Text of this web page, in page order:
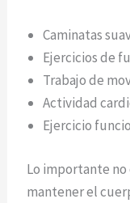
Caminatas
Ejercicios de
Trabajo de
Actividad
Ejercicio
Lo importante
mantener el